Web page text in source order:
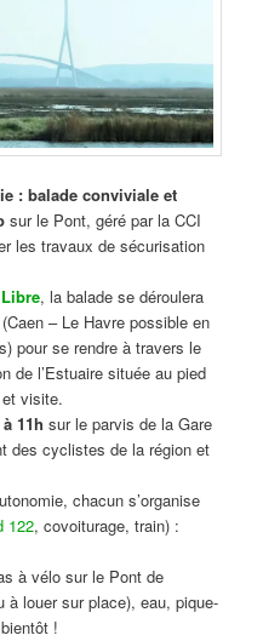
: balade conviviale et
sur le Pont, géré par la CCI
les travaux de sécurisation
, la balade se déroulera
– Le Havre possible en
pour se rendre à travers le
de l’Estuaire située au pied
visite.
11h sur le parvis de la Gare
des cyclistes de la région et
chacun s’organise
122, covoiturage, train) :
à vélo sur le Pont de
à louer sur place), eau, pique-
!